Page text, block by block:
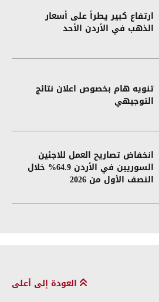
ارتفاع كبير يطرأ على أسعار
الذهب في الأردن الأحد
تنويه هام بخصوص اعلان نتائج
التوجيهي
انخفاض تصاريح العمل للاجئين
السوريين في الأردن 64.9% خلال
النصف الأول من 2026
العودة إلى أعلى